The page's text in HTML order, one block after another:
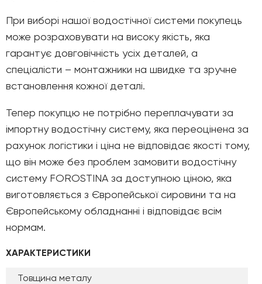
ХАРАКТЕРИСТИКИ
Товщина металу
При виборі нашої водостічної системи покупець
може розраховувати на високу якість, яка
гарантує довговічність усіх деталей, а
спеціалісти – монтажники на швидке та зручне
встановлення кожної деталі.
Тепер покупцю не потрібно переплачувати за
імпортну водостічну систему, яка переоцінена за
рахунок логістики і ціна не відповідає якості тому,
що він може без проблем замовити водостічну
систему FOROSTINA за доступною ціною, яка
виготовляється з Європейської сировини та на
Європейському обладнанні і відповідає всім
нормам.